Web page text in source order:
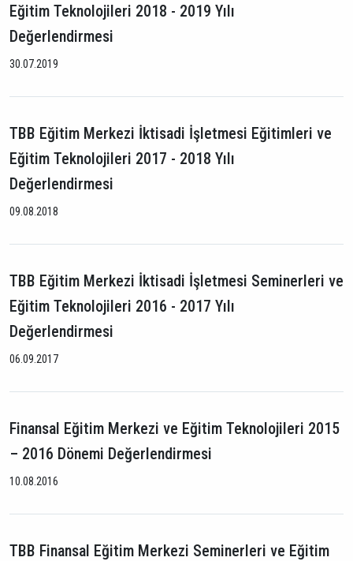
Eğitim Teknolojileri 2018 - 2019 Yılı
Değerlendirmesi
30.07.2019
TBB Eğitim Merkezi İktisadi İşletmesi Eğitimleri ve
Eğitim Teknolojileri 2017 - 2018 Yılı
Değerlendirmesi
09.08.2018
TBB Eğitim Merkezi İktisadi İşletmesi Seminerleri ve
Eğitim Teknolojileri 2016 - 2017 Yılı
Değerlendirmesi
06.09.2017
Finansal Eğitim Merkezi ve Eğitim Teknolojileri 2015
– 2016 Dönemi Değerlendirmesi
10.08.2016
TBB Finansal Eğitim Merkezi Seminerleri ve Eğitim